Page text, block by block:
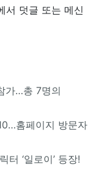
서 덧글 또는 메신
가…총 7명의
홈페이지 방문자
터 ‘일로이’ 등장!